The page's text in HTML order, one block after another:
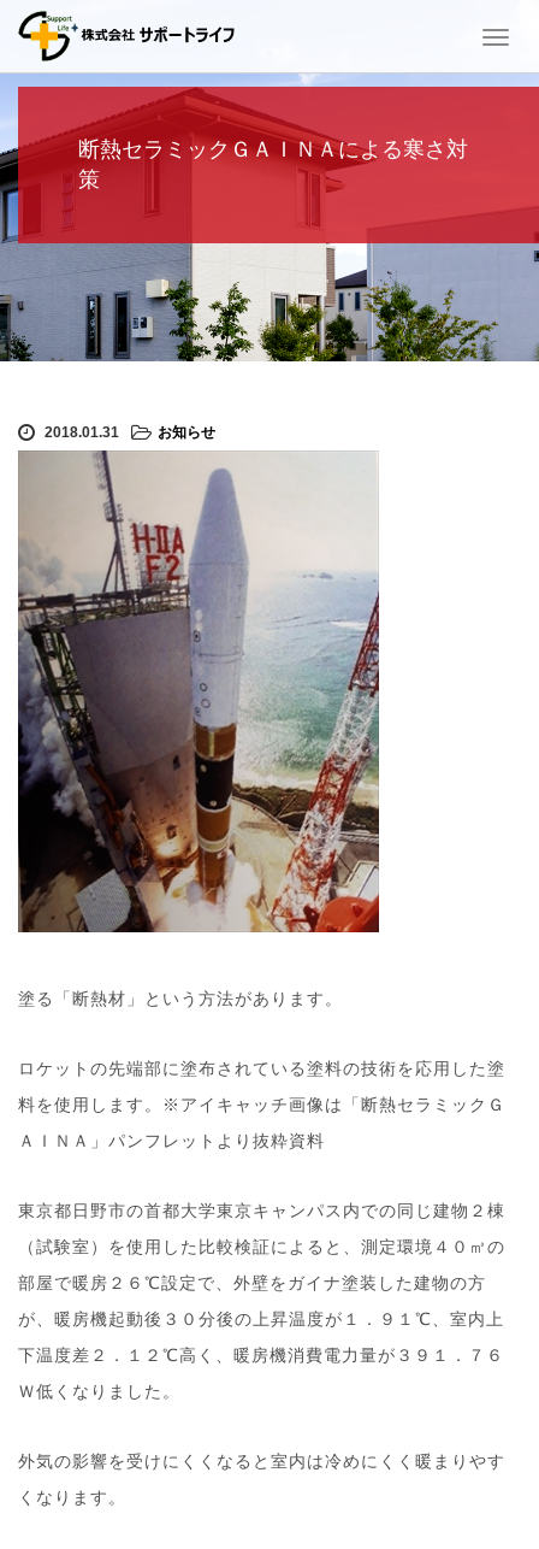
T
g
a
t
2018.01.31 お知らせ
断熱セラミックＧＡＩＮＡによる寒さ対
策
塗る「断熱材」という方法があります。
ロケットの先端部に塗布されている塗料の技術を応用した塗
料を使用します。※アイキャッチ画像は「断熱セラミックＧ
ＡＩＮＡ」パンフレットより抜粋資料
東京都日野市の首都大学東京キャンパス内での同じ建物２棟
（試験室）を使用した比較検証によると、測定環境４０㎥の
部屋で暖房２６℃設定で、外壁をガイナ塗装した建物の方
が、暖房機起動後３０分後の上昇温度が１．９１℃、室内上
下温度差２．１２℃高く、暖房機消費電力量が３９１．７６
Ｗ低くなりました。
外気の影響を受けにくくなると室内は冷めにくく暖まりやす
くなります。